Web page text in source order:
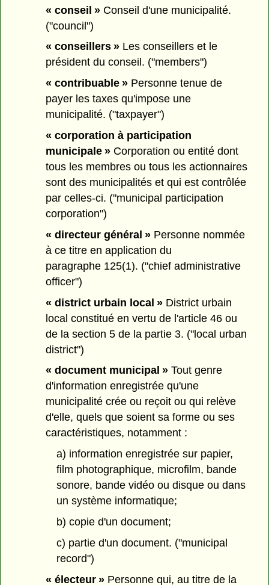
« conseil » Conseil d'une municipalité.
("council")
« conseillers » Les conseillers et le
président du conseil. ("members")
« contribuable » Personne tenue de
payer les taxes qu'impose une
municipalité. ("taxpayer")
« corporation à participation
municipale » Corporation ou entité dont
tous les membres ou tous les actionnaires
sont des municipalités et qui est contrôlée
par celles-ci. ("municipal participation
corporation")
« directeur général » Personne nommée
à ce titre en application du
paragraphe 125(1). ("chief administrative
officer")
« district urbain local » District urbain
local constitué en vertu de l'article 46 ou
de la section 5 de la partie 3. ("local urban
district")
« document municipal » Tout genre
d'information enregistrée qu'une
municipalité crée ou reçoit ou qui relève
d'elle, quels que soient sa forme ou ses
caractéristiques, notamment :
a) information enregistrée sur papier,
film photographique, microfilm, bande
sonore, bande vidéo ou disque ou dans
un système informatique;
b) copie d'un document;
c) partie d'un document. ("municipal
record")
« électeur » Personne qui, au titre de la